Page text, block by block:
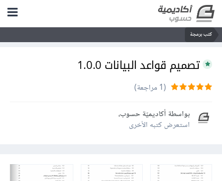
كتب برمجة
تصميم قواعد البيانات 1.0.0
(1 مراجعة)
بواسطة أكاديميّة حسوب،
استعرض كتبه الأخرى